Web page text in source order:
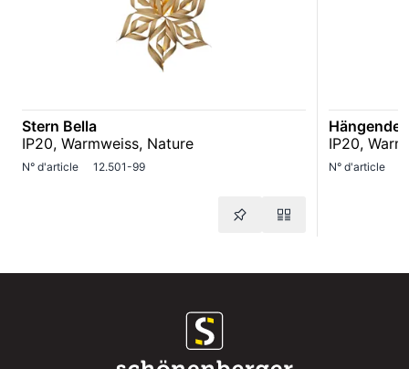
Stern Bella
IP20, Warmweiss, Nature
N° d'article 12.501-99
Hängende
IP20,
N° d'article